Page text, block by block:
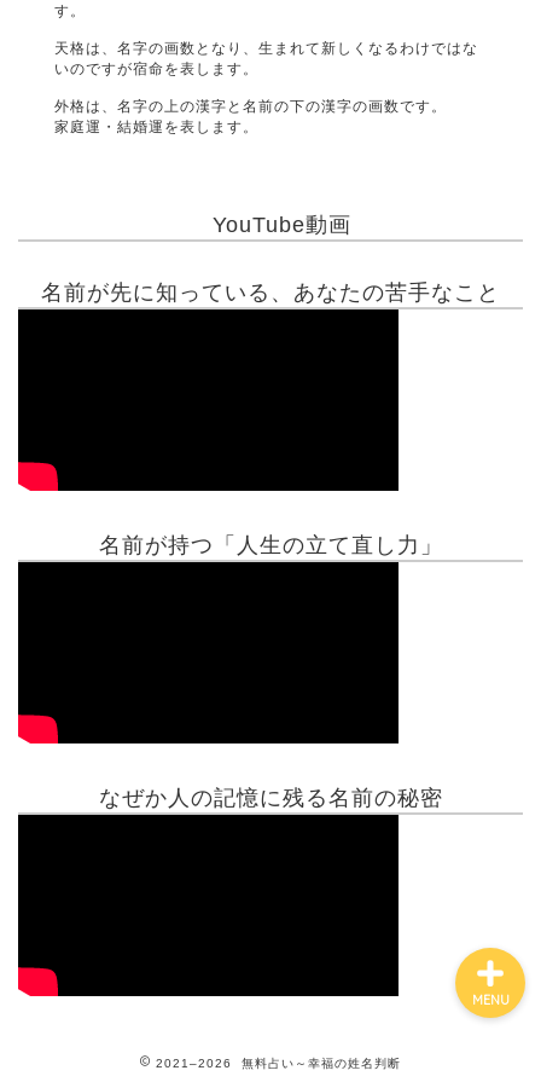
す。
天格は、名字の画数となり、生まれて新しくなるわけではな
いのですが宿命を表します。
外格は、名字の上の漢字と名前の下の漢字の画数です。
家庭運・結婚運を表します。
YouTube動画
名前が先に知っている、あなたの苦手なこと
名前が持つ「人生の立て直し力」
なぜか人の記憶に残る名前の秘密
2021–2026 無料占い～幸福の姓名判断
MENU